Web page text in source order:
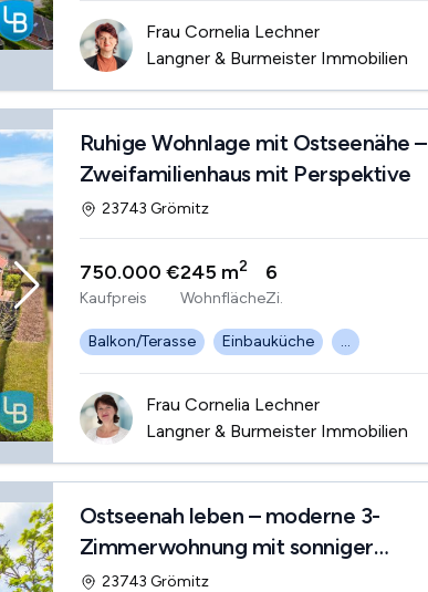
Frau Cornelia Lechner
Langner & Burmeister Immobilien
Ruhige Wohnlage mit Ostseenähe –
Zweifamilienhaus mit Perspektive
23743 Grömitz
750.000 €
Kaufpreis
245 m2
Wohnfläche
6
Zi.
Balkon/Terasse Einbauküche ...
Frau Cornelia Lechner
Langner & Burmeister Immobilien
Ostseenah leben – moderne 3-
Zimmerwohnung mit sonniger
Dachterrasse
23743 Grömitz